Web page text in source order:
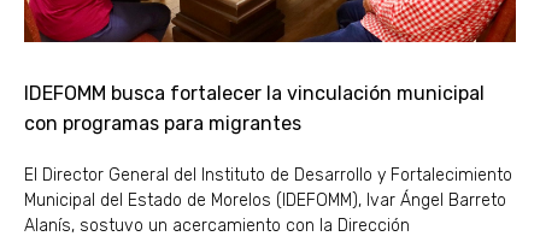
IDEFOMM busca fortalecer la vinculación municipal
con programas para migrantes
El Director General del Instituto de Desarrollo y Fortalecimiento
Municipal del Estado de Morelos (IDEFOMM), Ivar Ángel Barreto
Alanís, sostuvo un acercamiento con la Dirección